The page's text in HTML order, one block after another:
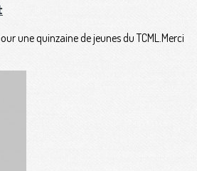
une quinzaine de jeunes du TCML.Merci